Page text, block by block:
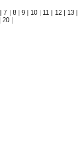
|7 8| 9| 10 11 12| 13|
|20